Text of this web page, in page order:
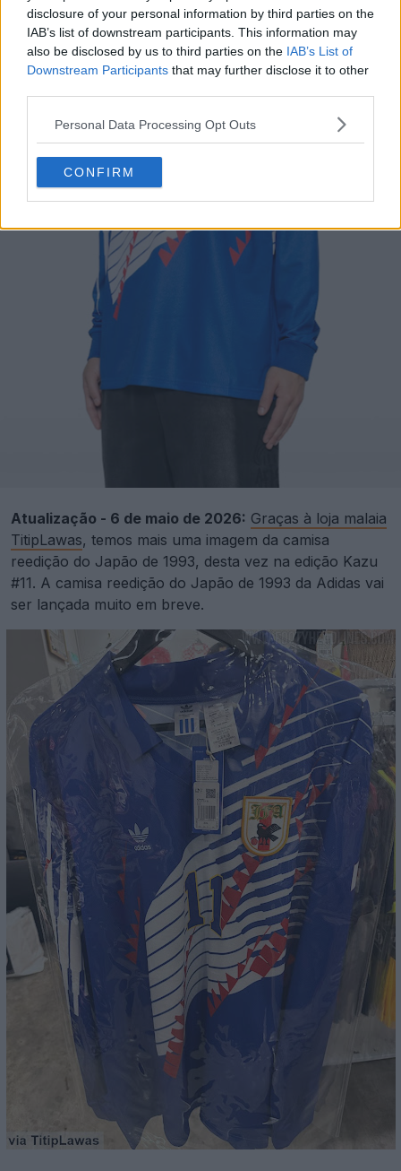
disclosure of your personal information by third parties on the
IAB’s list of downstream participants. This information may
also be disclosed by us to third parties on the IAB’s List of
Downstream Participants that may further disclose it to other
Personal Data Processing Opt Outs
CONFIRM
Atualização - 6 de maio de 2026: Graças à loja malaia
TitipLawas, temos mais uma imagem da camisa
reedição do Japão de 1993, desta vez na edição Kazu
#11. A camisa reedição do Japão de 1993 da Adidas vai
ser lançada muito em breve.